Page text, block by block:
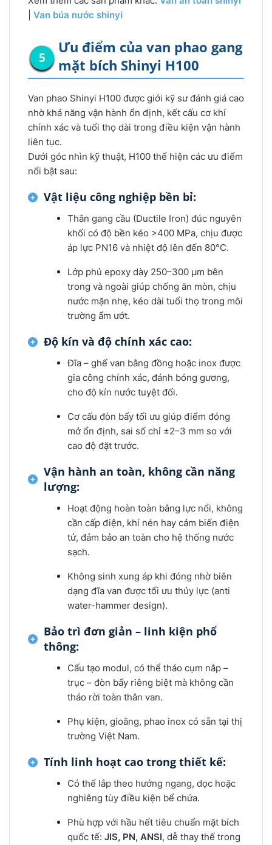
Van búa nước shinyi
Ưu điểm của van phao gang
mặt bích Shinyi H100
Van phao Shinyi H100 được giới kỹ sư đánh giá cao
nhờ khả năng vận hành ổn định, kết cấu cơ khí
chính xác và tuổi thọ dài trong điều kiện vận hành
liên tục.
Dưới góc nhìn kỹ thuật, H100 thể hiện các ưu điểm
nổi bật sau:
Vật liệu công nghiệp bền bỉ:
Thân gang cầu (Ductile Iron) đúc nguyên
khối có độ bền kéo >400 MPa, chịu được
áp lực PN16 và nhiệt độ lên đến 80°C.
Lớp phủ epoxy dày 250–300 µm bên
trong và ngoài giúp chống ăn mòn, chịu
nước mặn nhẹ, kéo dài tuổi thọ trong môi
trường ẩm ướt.
Độ kín và độ chính xác cao:
Đĩa – ghế van bằng đồng hoặc inox được
gia công chính xác, đánh bóng gương,
cho độ kín nước tuyệt đối.
Cơ cấu đòn bẩy tối ưu giúp điểm đóng
mở ổn định, sai số chỉ ±2–3 mm so với
cao độ đặt trước.
Vận hành an toàn, không cần năng
lượng:
Hoạt động hoàn toàn bằng lực nổi, không
cần cấp điện, khí nén hay cảm biến điện
tử, đảm bảo an toàn cho hệ thống nước
sạch.
Không sinh xung áp khi đóng nhờ biên
dạng đĩa van được tối ưu thủy lực (anti
water-hammer design).
Bảo trì đơn giản – linh kiện phổ
thông:
Cấu tạo modul, có thể tháo cụm nắp –
trục – đòn bẩy riêng biệt mà không cần
tháo rời toàn thân van.
Phụ kiện, gioăng, phao inox có sẵn tại thị
trường Việt Nam.
Tính linh hoạt cao trong thiết kế:
Có thể lắp theo hướng ngang, dọc hoặc
nghiêng tùy điều kiện bể chứa.
Phù hợp với hầu hết tiêu chuẩn mặt bích
quốc tế: JIS, PN, ANSI, dễ thay thế trong